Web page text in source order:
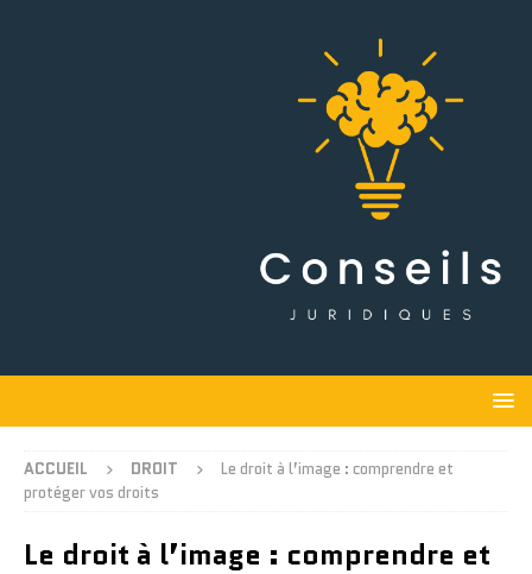
ACCUEIL DROIT
Le droit à l’image : comprendre et
protéger vos droits
Le droit à l’image : comprendre et